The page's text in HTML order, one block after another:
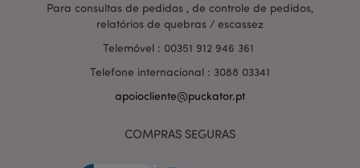
Para consultas de pedidos , de controle de pedidos,
relatórios de quebras / escassez
Telemóvel : 00351 912 946 361
Telefone internacional : 3088 03341
apoiocliente@puckator.pt
COMPRAS SEGURAS
PHPSESSID
PHP.net
.www.puckator.pt